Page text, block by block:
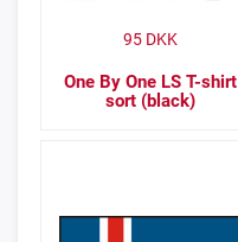
One By One LS T-shirt
sort (black)
95DKK